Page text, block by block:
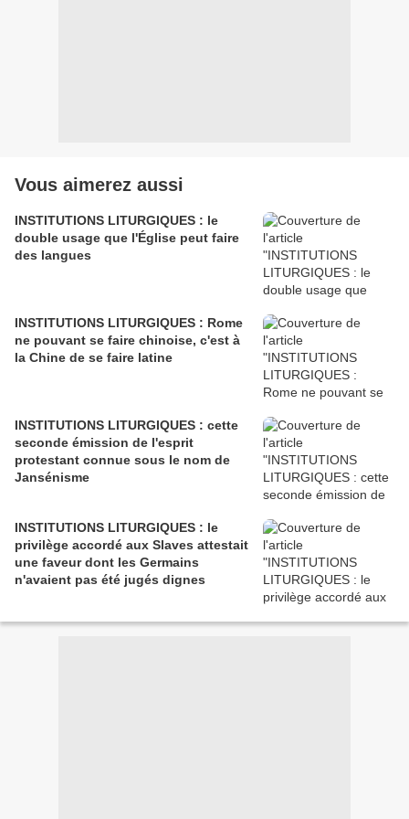
Vous aimerez aussi
INSTITUTIONS LITURGIQUES : le
double usage que l'Église peut faire
des langues
INSTITUTIONS LITURGIQUES : Rome
ne pouvant se faire chinoise, c'est à
la Chine de se faire latine
INSTITUTIONS LITURGIQUES : cette
seconde émission de l'esprit
protestant connue sous le nom de
Jansénisme
INSTITUTIONS LITURGIQUES : le
privilège accordé aux Slaves attestait
une faveur dont les Germains
n'avaient pas été jugés dignes